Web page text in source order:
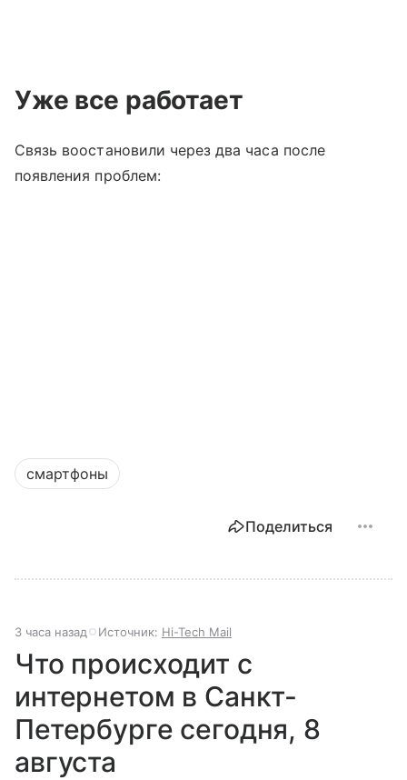
Уже все работает
Связь воостановили через два часа после
появления проблем:
смартфоны
Поделиться
3 часа назад Источник: Hi-Tech Mail
Что происходит с
интернетом в Санкт-
Петербурге сегодня, 8
августа